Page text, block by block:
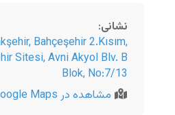
نشانی:
Bahçeşehir 2.Kısım,
Sitesi, Avni Akyol Blv. B
Blok, No:7/13
مشاهده در Google Maps